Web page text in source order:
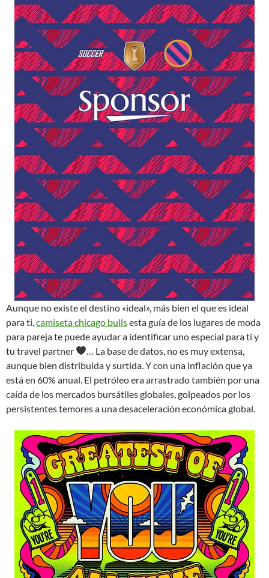
Aunque no existe el destino «ideal», más bien el que es ideal
para ti, camiseta chicago bullsesta guía de los lugares de moda
para pareja te puede ayudar a identificar uno especial para ti y
tu travel partner
… La base de datos, no es muy extensa,
aunque bien distribuida y surtida. Y con una inflación que ya
está en 60% anual. El petróleo era arrastrado también por una
caída de los mercados bursátiles globales, golpeados por los
persistentes temores a una desaceleración económica global.